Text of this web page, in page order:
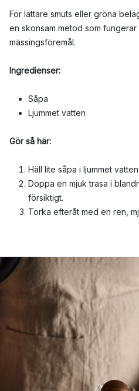
För lättare smuts eller gröna
en skonsam metod som
mässingsföremål.
Ingredienser:
Såpa
Ljummet vatten
Gör så här:
Häll lite såpa i ljummet
Doppa en mjuk trasa i
försiktigt.
Torka efteråt med en ren,